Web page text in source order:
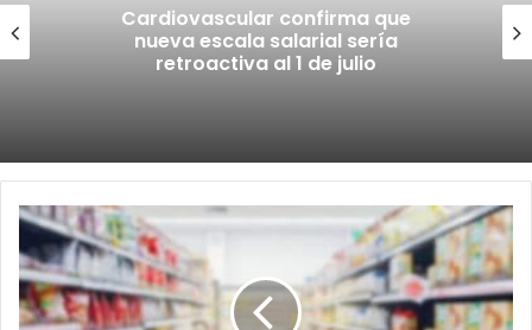
Cardiovascular confirma que
nueva escala salarial sería
retroactiva al 1 de julio
Trabajan
con
proveedores
luego
de